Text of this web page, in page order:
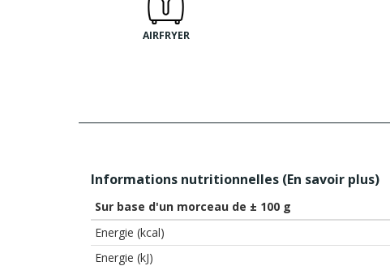
AIRFRYER
Informations nutritionnelles (En savoir plus)
Sur base d'un morceau de ± 100 g
Energie (kcal)
Energie (kJ)